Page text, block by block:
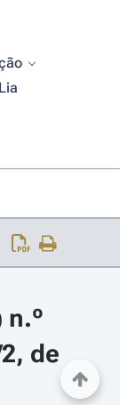
Lia
n.º
de